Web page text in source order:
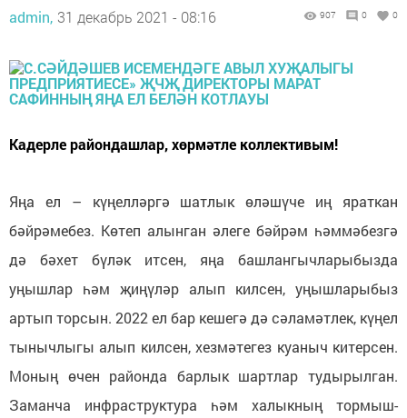
admin, 31 декабрь 2021 - 08:16 907 0 0
Кадерле райондашлар, хөрмәтле коллективым!
Яңа ел – күңелләргә шатлык өләшүче иң яраткан
бәйрәмебез. Көтеп алынган әлеге бәйрәм һәммәбезгә
дә бәхет бүләк итсен, яңа башлангычларыбызда
уңышлар һәм җиңүләр алып килсен, уңышларыбыз
артып торсын. 2022 ел бар кешегә дә сәламәтлек, күңел
тынычлыгы алып килсен, хезмәтегез куаныч китерсен.
Моның өчен районда барлык шартлар тудырылган.
Заманча инфраструктура һәм халыкның тормыш-